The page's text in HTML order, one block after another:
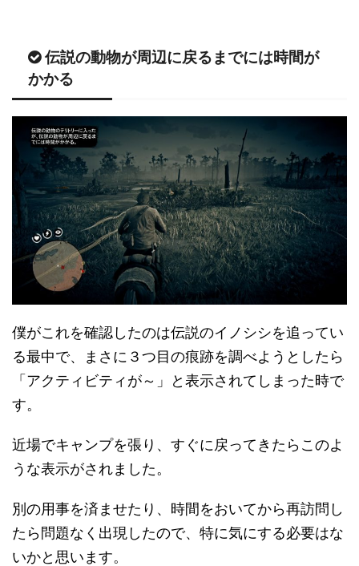
伝説の動物が周辺に戻るまでには時間が
かかる
僕がこれを確認したのは伝説のイノシシを追ってい
る最中で、まさに３つ目の痕跡を調べようとしたら
「アクティビティが～」と表示されてしまった時で
す。
近場でキャンプを張り、すぐに戻ってきたらこのよ
うな表示がされました。
別の用事を済ませたり、時間をおいてから再訪問し
たら問題なく出現したので、特に気にする必要はな
いかと思います。